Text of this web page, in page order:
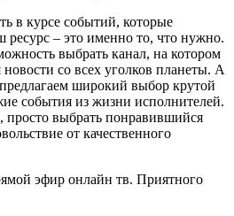
в курсе событий, которые
ресурс – это именно то, что нужно.
выбрать канал, на котором
со всех уголков планеты. А
широкий выбор крутой
события из жизни исполнителей.
просто выбрать понравившийся
от качественного
эфир онлайн тв. Приятного